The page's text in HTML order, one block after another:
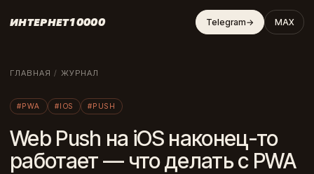
ИНТЕРНЕТ10000 Telegram→ MAX
ГЛАВНАЯ / ЖУРНАЛ
#PWA #IOS #PUSH
Web Push на iOS наконец-то
работает — что делать с PWA